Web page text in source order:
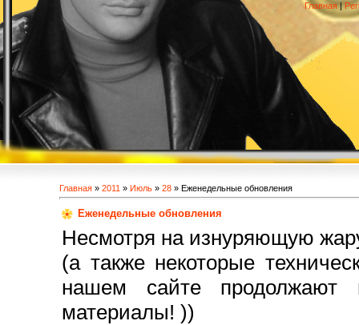
Главная|
Главная » 2011 » Июль » 28 » Еженедельные обновления
Еженедельные обновления
Несмотря на изнуряющую
(а также некоторые
нашем сайте продолжают
материалы! ))